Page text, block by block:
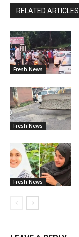
RELATED ARTICLES
Fresh News
Fresh News
Fresh News